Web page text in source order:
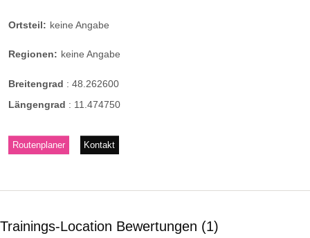
Ortsteil: keine Angabe
Regionen: keine Angabe
Breitengrad : 48.262600
Längengrad : 11.474750
Routenplaner Kontakt
Trainings-Location Bewertungen 1